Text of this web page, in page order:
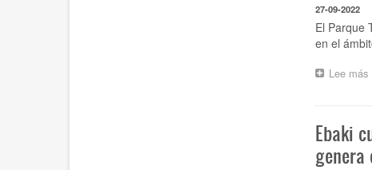
27-09-2022
El Parque
en el
Lee más
Ebaki